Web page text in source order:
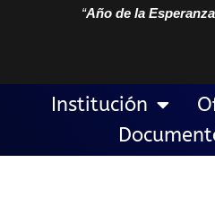
“Año de la
Institución